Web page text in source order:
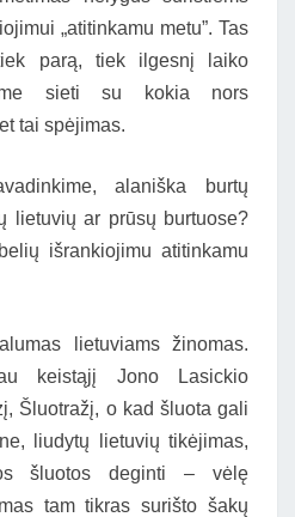
„atitinkamu metu”. Tas
parą, tiek ilgesnį laiko
sieti su kokia nors
tai spėjimas.
alaniška burtų
lietuvių ar prūsų burtuose?
išrankiojimu atitinkamu
lietuviams žinomas.
keistąjį Jono Lasickio
Šluotražį, o kad šluota gali
liudytų lietuvių tikėjimas,
šluotos deginti – vėlę
tam tikras surišto šakų